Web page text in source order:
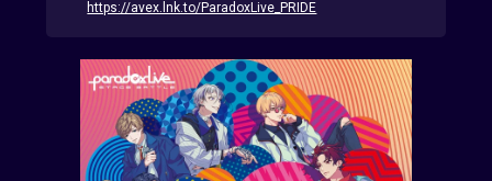
https://avex.lnk.to/ParadoxLive_PRIDE